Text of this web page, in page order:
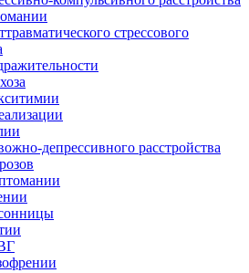
стрессового
депрессивного расстройства